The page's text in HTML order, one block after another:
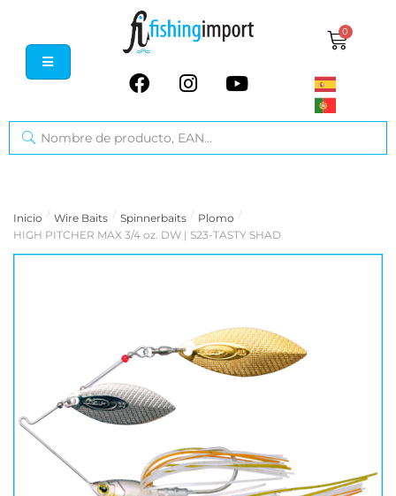
0
Inicio / Wire Baits / Spinnerbaits / Plomo /
HIGH PITCHER MAX 3/4 oz. DW | S23-TASTY SHAD